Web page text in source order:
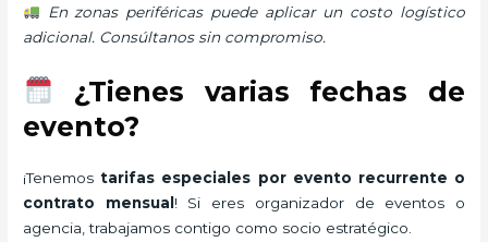
En zonas periféricas puede aplicar un costo logístico
adicional. Consúltanos sin compromiso.
¿Tienes varias fechas de
evento?
¡Tenemostarifas especiales por evento recurrente o
contrato mensual! Si eres organizador de eventos o
agencia, trabajamos contigo como socio estratégico.